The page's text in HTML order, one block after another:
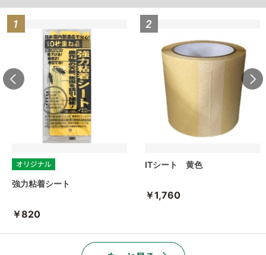
強力粘着シート
￥820
ITシート 黄色
￥1,760